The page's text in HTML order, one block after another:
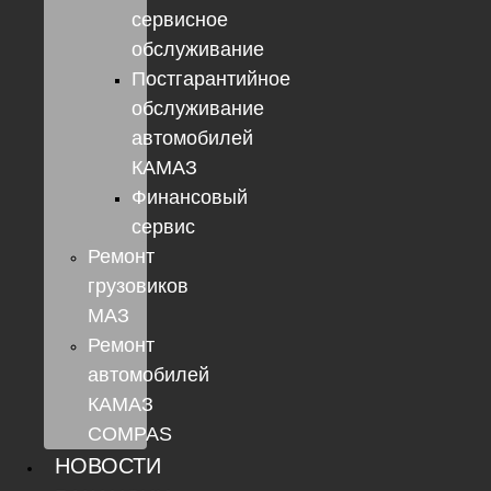
сервисное
обслуживание
Постгарантийное
обслуживание
автомобилей
КАМАЗ
Финансовый
сервис
Ремонт
грузовиков
МАЗ
Ремонт
автомобилей
КАМАЗ
COMPAS
НОВОСТИ